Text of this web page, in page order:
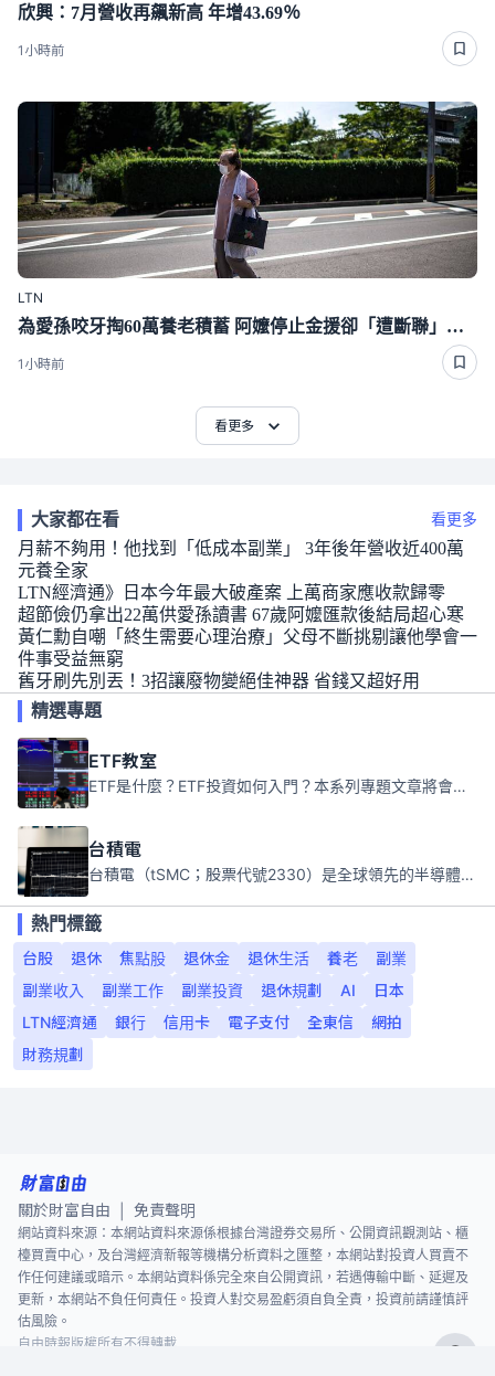
欣興：7月營收再飆新高 年增43.69％
1小時前
LTN
為愛孫咬牙掏60萬養老積蓄 阿嬤停止金援卻「遭斷聯」下場好心酸
1小時前
看更多
大家都在看 看更多
月薪不夠用！他找到「低成本副業」 3年後年營收近400萬
元養全家
LTN經濟通》日本今年最大破產案 上萬商家應收款歸零
超節儉仍拿出22萬供愛孫讀書 67歲阿嬤匯款後結局超心寒
黃仁勳自嘲「終生需要心理治療」父母不斷挑剔讓他學會一
件事受益無窮
舊牙刷先別丟！3招讓廢物變絕佳神器 省錢又超好用
精選專題
ETF教室
ETF是什麼？ETF投資如何入門？本系列專題文章將會告訴你新手必須知道的ETF基礎知識。
台積電
台積電（tSMC；股票代號2330）是全球領先的半導體代工公司，成立於1987年，總部位於台灣新竹。且已於美國、日本、德國及中國設廠，台積電是全球首家專業積體電路製造服務公司，也是全球最先進和最大規模的半導體代工廠。
熱門標籤
台股
退休 焦點股 退休金 退休生活 養老
副業
副業收入
副業工作 副業投資 退休規劃 AI
日本
LTN經濟通
銀行 信用卡 電子支付 全東信
網拍
財務規劃
關於財富自由 免責聲明
網站資料來源：本網站資料來源係根據台灣證券交易所、公開資訊觀測站、櫃
檯買賣中心，及台灣經濟新報等機構分析資料之匯整，本網站對投資人買賣不
作任何建議或暗示。本網站資料係完全來自公開資訊，若遇傳輸中斷、延遲及
更新，本網站不負任何責任。投資人對交易盈虧須自負全責，投資前請謹慎評
估風險。
自由時報版權所有不得轉載